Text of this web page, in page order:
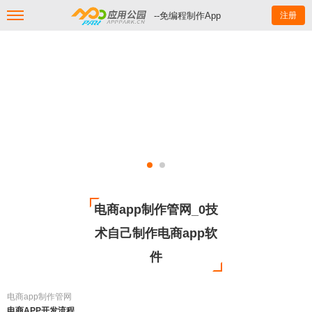
--免编程制作App 注册
电商app制作管网_0技
术自己制作电商app软
件
电商app制作管网